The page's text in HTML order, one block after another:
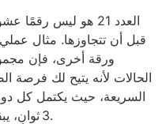
العدد 21 هو ليس
3 ثوانٍ، يبقى إيقاع بلاك جاك بطيئًا لكن متسقًا.